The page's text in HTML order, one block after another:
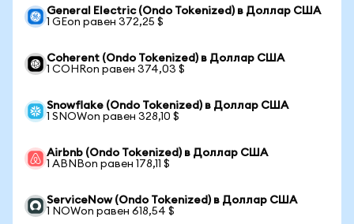
General Electric (Ondo Tokenized) в Доллар США
1 GEon равен 372,25 $
Coherent (Ondo Tokenized) в Доллар США
1 COHRon равен 374,03 $
Snowflake (Ondo Tokenized) в Доллар США
1 SNOWon равен 328,10 $
Airbnb (Ondo Tokenized) в Доллар США
1 ABNBon равен 178,11 $
ServiceNow (Ondo Tokenized) в Доллар США
1 NOWon равен 618,54 $